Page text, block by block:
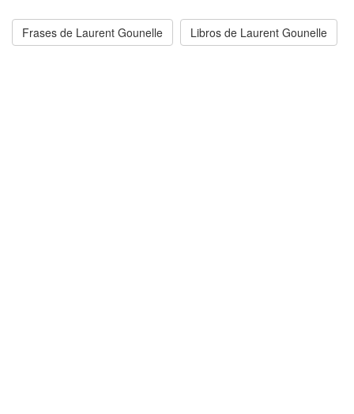
Frases de Laurent Gounelle Libros de Laurent Gounelle